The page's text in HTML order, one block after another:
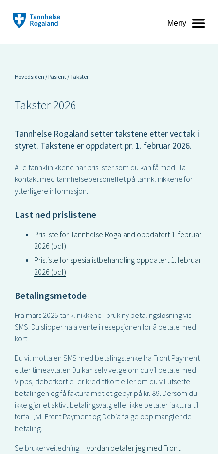
Meny
Hovedsiden Pasient Takster
Takster 2026
Tannhelse Rogaland setter takstene etter vedtak i
styret. Takstene er oppdatert pr. 1. februar 2026.
Alle tannklinikkene har prislister som du kan få med. Ta
kontakt med tannhelsepersonellet på tannklinikkene for
ytterligere informasjon.
Last ned prislistene
Prisliste for Tannhelse Rogaland oppdatert 1. februar
2026 (pdf)
Prisliste for spesialistbehandling oppdatert 1. februar
2026 (pdf)
Betalingsmetode
Fra mars 2025 tar klinikkene i bruk ny betalingsløsning vis
SMS. Du slipper nå å vente i resepsjonen for å betale med
kort.
Du vil motta en SMS med betalingslenke fra Front Payment
etter timeavtalen Du kan selv velge om du vil betale med
Vipps, debetkort eller kredittkort eller om du vil utsette
betalingen og få faktura mot et gebyr på kr. 89. Dersom du
ikke gjør et aktivt betalingsvalg eller ikke betaler faktura til
forfall, vil Front Payment og Debia følge opp manglende
betaling.
Se brukerveiledning: Hvordan betaler jeg med Front